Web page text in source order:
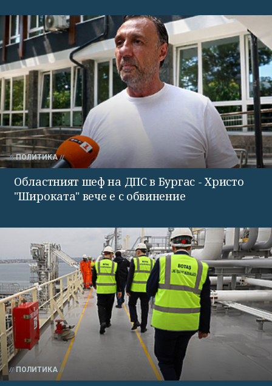
ПОЛИТИКА
Областният шеф на ДПС в Бургас - Христо
"Широката" вече е с обвинение
ПОЛИТИКА